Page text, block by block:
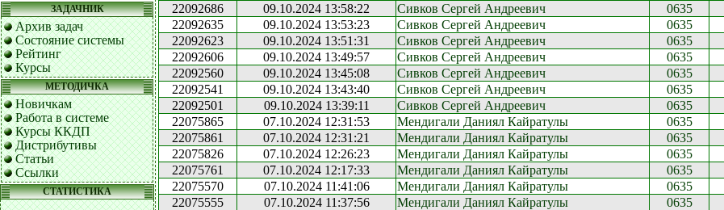
ЗАДАЧНИК
Архив задач
Состояние системы
Рейтинг
Курсы
МЕТОДИЧКА
Новичкам
Работа в системе
Курсы ККДП
Дистрибутивы
Статьи
Ссылки
СТАТИСТИКА
22092686
09.10.2024 13:58:22 Сивков Сергей Андреевич 0635
22092635
09.10.2024 13:53:23 Сивков Сергей Андреевич 0635
22092623
09.10.2024 13:51:31 Сивков Сергей Андреевич 0635
22092606
09.10.2024 13:49:57 Сивков Сергей Андреевич 0635
22092560
09.10.2024 13:45:08 Сивков Сергей Андреевич 0635
22092541
09.10.2024 13:43:40 Сивков Сергей Андреевич 0635
22092501
09.10.2024 13:39:11 Сивков Сергей Андреевич 0635
22075865
07.10.2024 12:31:53 Мендигали Даниял Кайратулы 0635
22075861
07.10.2024 12:31:21 Мендигали Даниял Кайратулы 0635
22075826
07.10.2024 12:26:23 Мендигали Даниял Кайратулы 0635
22075761
07.10.2024 12:17:33 Мендигали Даниял Кайратулы 0635
22075570
07.10.2024 11:41:06 Мендигали Даниял Кайратулы 0635
22075555
07.10.2024 11:37:56 Мендигали Даниял Кайратулы 0635